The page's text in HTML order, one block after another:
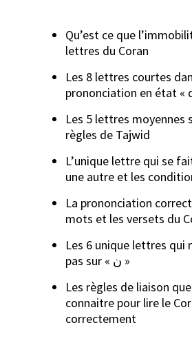
Qu’est ce que
lettres du Coran
Les 8 lettres courtes
prononciation en état «
Les 5 lettres moyennes
règles de Tajwid
L’unique lettre qui se
une autre et les
La prononciation
mots et les versets du
Les 6 unique lettres qui
pas sur « ن »
Les règles de liaison
connaitre pour lire le
correctement